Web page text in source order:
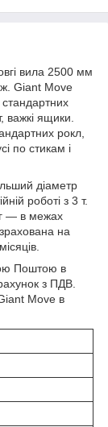
вила 2500 мм
Giant Move
ящики.
рокл,
по стикам і
діаметр
роботі з 3 т.
— в межах
на
Поштою в
з ПДВ.
Move в